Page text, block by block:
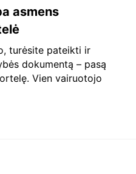
asmens
turėsite pateikti ir
dokumentą – pasą
Vien vairuotojo